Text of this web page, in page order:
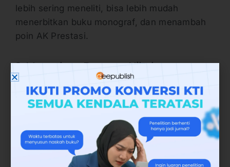
lebih sering meneliti, bisa lebih mudah
menerbitkan buku monograf, dan menambah
poin AK Prestasi.
2. Mengakses Program Hibah
Poin kedua di dalam strategi meningkatkan AK
Kumulatif dosen lewat buku monograf adalah
meraih program hibah atau program
pendanaan. Baik itu hibah kegiatan penelitian
maupun hibah penerbitan buku ilmiah
(mencakup buku monograf).